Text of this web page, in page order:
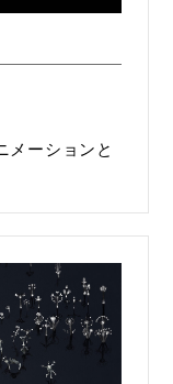
メーションと